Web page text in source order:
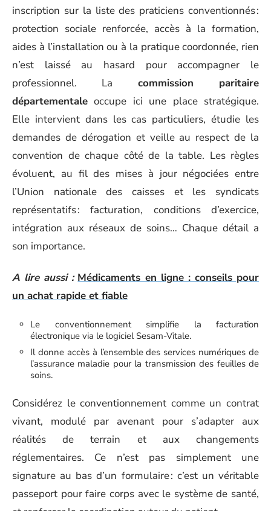
inscription sur la liste des praticiens conventionnés :
protection sociale renforcée, accès à la formation,
aides à l’installation ou à la pratique coordonnée, rien
n’est laissé au hasard pour accompagner le
professionnel. La commission paritaire
départementale occupe ici une place stratégique.
Elle intervient dans les cas particuliers, étudie les
demandes de dérogation et veille au respect de la
convention de chaque côté de la table. Les règles
évoluent, au fil des mises à jour négociées entre
l’Union nationale des caisses et les syndicats
représentatifs : facturation, conditions d’exercice,
intégration aux réseaux de soins… Chaque détail a
son importance.
A lire aussi : Médicaments en ligne : conseils pour
un achat rapide et fiable
Le conventionnement simplifie la facturation
électronique via le logiciel Sesam-Vitale.
Il donne accès à l’ensemble des services numériques de
l’assurance maladie pour la transmission des feuilles de
soins.
Considérez le conventionnement comme un contrat
vivant, modulé par avenant pour s’adapter aux
réalités de terrain et aux changements
réglementaires. Ce n’est pas simplement une
signature au bas d’un formulaire : c’est un véritable
passeport pour faire corps avec le système de santé,